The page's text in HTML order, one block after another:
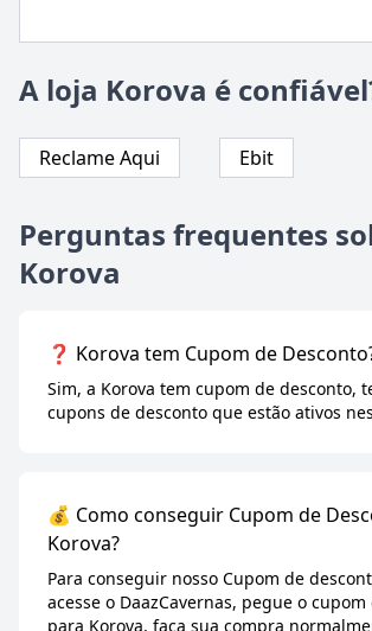
A loja Korova é
Reclame Aqui Ebit
Perguntas frequentes
Korova
❓ Korova tem Cupom de
Sim, a Korova tem cupom de desconto,
cupons de desconto que estão ativos
💰 Como conseguir Cupom de
Korova?
Para conseguir nosso Cupom de
acesse o DaazCavernas, pegue o cupom
para Korova, faça sua compra